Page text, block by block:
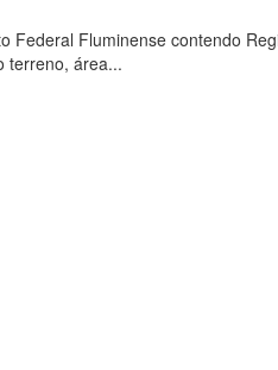
Federal Fluminense contendo
terreno, área...